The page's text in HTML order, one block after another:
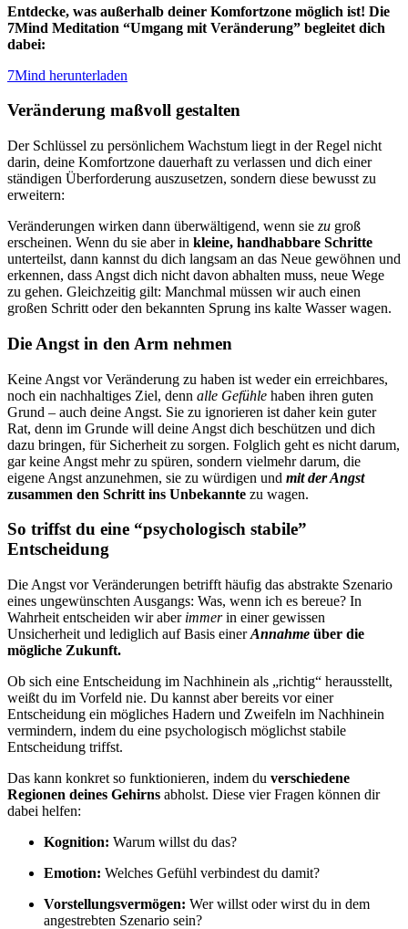
Entdecke, was außerhalb deiner Komfortzone möglich ist! Die
7Mind Meditation “Umgang mit Veränderung” begleitet dich
dabei:
7Mind herunterladen
Veränderung maßvoll gestalten
Der Schlüssel zu persönlichem Wachstum liegt in der Regel nicht
darin, deine Komfortzone dauerhaft zu verlassen und dich einer
ständigen Überforderung auszusetzen, sondern diese bewusst zu
erweitern:
Veränderungen wirken dann überwältigend, wenn sie zu groß
erscheinen. Wenn du sie aber in kleine, handhabbare Schritte
unterteilst, dann kannst du dich langsam an das Neue gewöhnen und
erkennen, dass Angst dich nicht davon abhalten muss, neue Wege
zu gehen. Gleichzeitig gilt: Manchmal müssen wir auch einen
großen Schritt oder den bekannten Sprung ins kalte Wasser wagen.
Die Angst in den Arm nehmen
Keine Angst vor Veränderung zu haben ist weder ein erreichbares,
noch ein nachhaltiges Ziel, denn alle Gefühle haben ihren guten
Grund – auch deine Angst. Sie zu ignorieren ist daher kein guter
Rat, denn im Grunde will deine Angst dich beschützen und dich
dazu bringen, für Sicherheit zu sorgen. Folglich geht es nicht darum,
gar keine Angst mehr zu spüren, sondern vielmehr darum, die
eigene Angst anzunehmen, sie zu würdigen und mit der Angst
zusammen den Schritt ins Unbekannte zu wagen.
So triffst du eine “psychologisch stabile”
Entscheidung
Die Angst vor Veränderungen betrifft häufig das abstrakte Szenario
eines ungewünschten Ausgangs: Was, wenn ich es bereue? In
Wahrheit entscheiden wir aber immerin einer gewissen
Unsicherheit und lediglich auf Basis einerAnnahme über die
mögliche Zukunft.
Ob sich eine Entscheidung im Nachhinein als „richtig“ herausstellt,
weißt du im Vorfeld nie. Du kannst aber bereits vor einer
Entscheidung ein mögliches Hadern und Zweifeln im Nachhinein
vermindern, indem du eine psychologisch möglichst stabile
Entscheidung triffst.
Das kann konkret so funktionieren, indem du verschiedene
Regionen deines Gehirns abholst. Diese vier Fragen können dir
dabei helfen:
Kognition: Warum willst du das?
Emotion: Welches Gefühl verbindest du damit?
Vorstellungsvermögen: Wer willst oder wirst du in dem
angestrebten Szenario sein?